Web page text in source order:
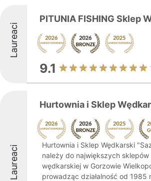
Laureaci
PITUNIA FISHING Sklep
9.1
Laureaci
Hurtownia i Sklep
Hurtownia i Sklep Wędkarski
należy do największych sklepów
wędkarskiej w Gorzowie
prowadząc działalność od 1985